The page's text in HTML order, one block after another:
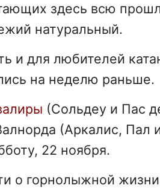
здесь всю
натуральный.
и для любителей
на неделю раньше.
(Сольдеу и Пас
(Аркалис, Пал
22 ноября.
о горнолыжной